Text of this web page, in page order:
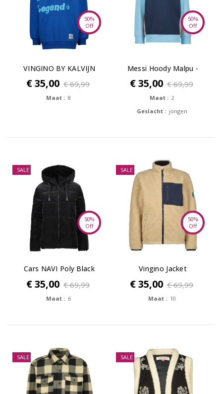
50%
Off
VINGINO BY KALVIJN
Sweater Pien...
€ 35,00 € 69,99
Maat : 8
50%
Off
Messi Hoody Malpu -
Argentina blue
€ 35,00 € 69,99
Maat : 2
Geslacht : jongen
SALE
50%
Off
Cars NAVI Poly Black
€ 35,00 € 69,99
Maat : 6
SALE
50%
Off
Vingino Jacket
outdoorTadio
€ 35,00 € 69,99
Maat : 10
SALE SALE